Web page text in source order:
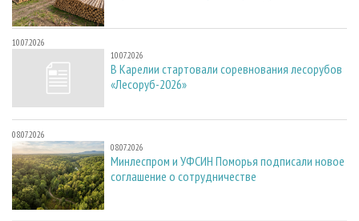
10.07.2026
10.07.2026
В Карелии стартовали соревнования лесорубов
«Лесоруб-2026»
08.07.2026
08.07.2026
Минлеспром и УФСИН Поморья подписали новое
соглашение о сотрудничестве